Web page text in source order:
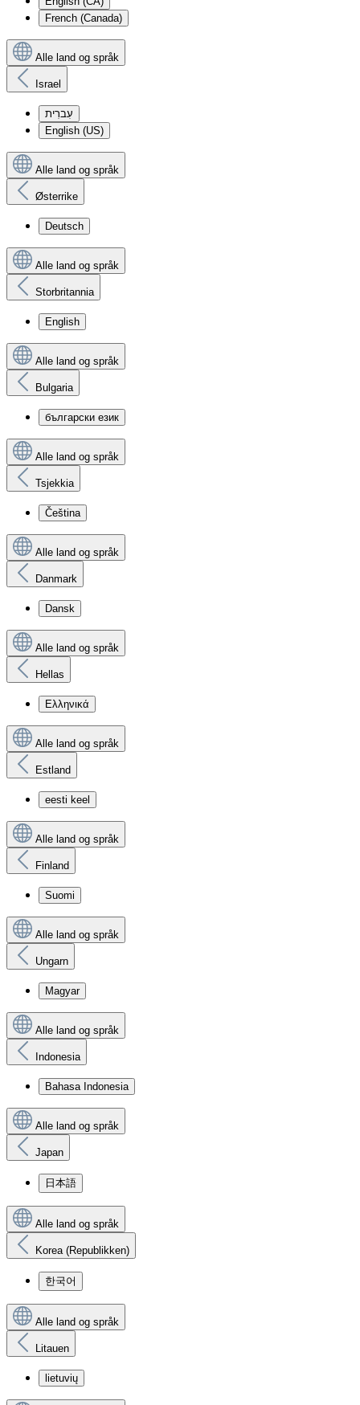
French (Canada)
Alle land og språk
Israel
עִברִית
English (US)
Alle land og språk
Østerrike
Deutsch
Alle land og språk
Storbritannia
English
Alle land og språk
Bulgaria
български език
Alle land og språk
Tsjekkia
Čeština
Alle land og språk
Danmark
Dansk
Alle land og språk
Hellas
Ελληνικά
Alle land og språk
Estland
eesti keel
Alle land og språk
Finland
Suomi
Alle land og språk
Ungarn
Magyar
Alle land og språk
Indonesia
Bahasa Indonesia
Alle land og språk
Japan
日本語
Alle land og språk
Korea (Republikken)
한국어
Alle land og språk
Litauen
lietuvių